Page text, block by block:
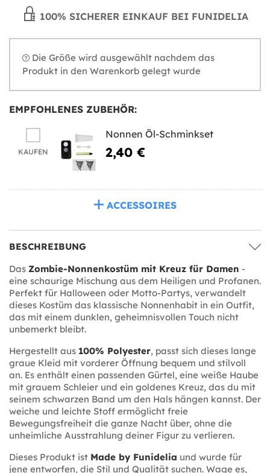
100% SICHERER EINKAUF BEI FUNIDELIA
Die Größe wird ausgewählt nachdem das
Produkt in den Warenkorb gelegt wurde
EMPFOHLENES ZUBEHÖR:
KAUFEN
Nonnen Öl-Schminkset
2,40 €
ACCESSOIRES
BESCHREIBUNG
Das Zombie-Nonnenkostüm mit Kreuz für Damen -
eine schaurige Mischung aus dem Heiligen und Profanen.
Perfekt für Halloween oder Motto-Partys, verwandelt
dieses Kostüm das klassische Nonnenhabit in ein Outfit,
das mit einem dunklen, geheimnisvollen Touch nicht
unbemerkt bleibt.
Hergestellt aus 100% Polyester, passt sich dieses lange
graue Kleid mit vorderer Öffnung bequem und stilvoll
an. Es enthält einen passenden Gürtel, eine weiße Haube
mit grauem Schleier und ein goldenes Kreuz, das du mit
seinem schwarzen Band um den Hals hängen kannst. Der
weiche und leichte Stoff ermöglicht freie
Bewegungsfreiheit die ganze Nacht über, ohne die
unheimliche Ausstrahlung deiner Figur zu verlieren.
Dieses Produkt ist Made by Funidelia und wurde für
jene entworfen, die Stil und Qualität suchen. Wage es,